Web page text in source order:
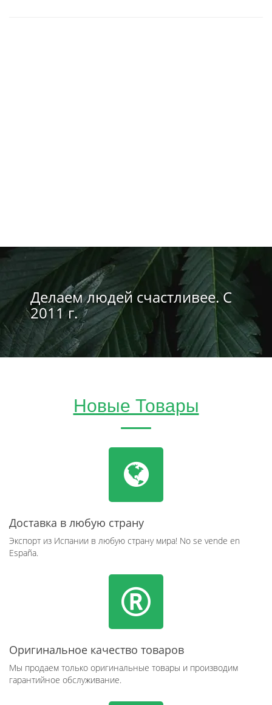
Делаем людей счастливее. С
2011 г.
Новые Товары
Доставка в любую страну
Экспорт из Испании в любую страну мира! No se vende en
España.
Оригинальное качество товаров
Мы продаем только оригинальные товары и производим
гарантийное обслуживание.